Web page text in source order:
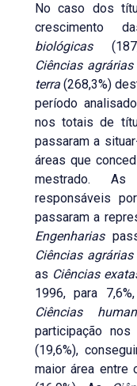
No caso dos
crescimento
biológicas
Ciências agrárias
terra(268,3%)
período
nos totais de
passaram a
áreas que
mestrado.
responsáveis
passaram a
Engenharias
Ciências agrárias
as Ciências
1996, para
Ciências
participação
(19,6%),
maior área entre